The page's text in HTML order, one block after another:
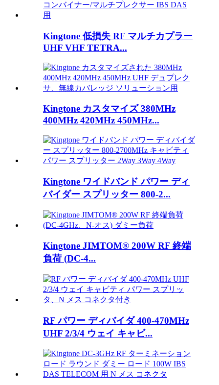
Kingtone 低損失 RF マルチカプラー
UHF VHF TETRA...
Kingtone カスタマイズ 380MHz
400MHz 420MHz 450MHz...
Kingtone ワイドバンド パワー ディ
バイダー スプリッター 800-2...
Kingtone JIMTOM® 200W RF 終端
負荷 (DC-4...
RF パワー ディバイダ 400-470MHz
UHF 2/3/4 ウェイ キャビ...